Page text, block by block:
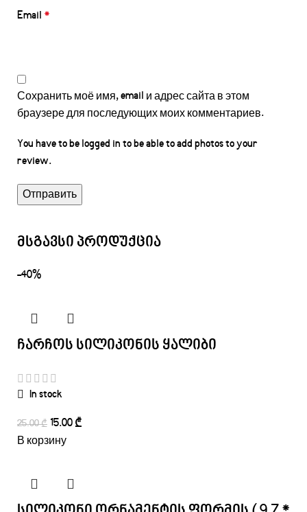
Email *
Сохранить моё имя, email и адрес сайта в этом
браузере для последующих моих комментариев.
You have to be logged in to be able to add photos to your
review.
მსგავსი პროდუქცია
-40%
ჩარჩოს სილიკონის ყალიბი
In stock
25.00₾ 15.00₾
В корзину